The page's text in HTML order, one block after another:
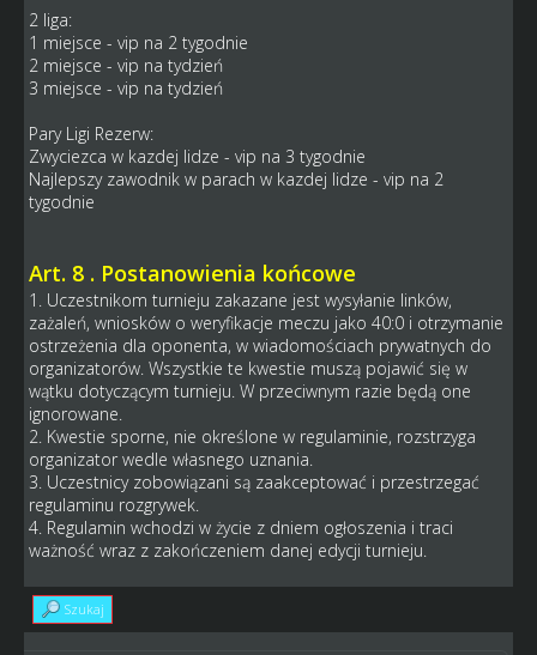
2 liga:
1 miejsce - vip na 2 tygodnie
2 miejsce - vip na tydzień
3 miejsce - vip na tydzień
Pary Ligi Rezerw:
Zwyciezca w kazdej lidze - vip na 3 tygodnie
Najlepszy zawodnik w parach w kazdej lidze - vip na 2
tygodnie
Art. 8 . Postanowienia końcowe
1. Uczestnikom turnieju zakazane jest wysyłanie linków,
zażaleń, wniosków o weryfikacje meczu jako 40:0 i otrzymanie
ostrzeżenia dla oponenta, w wiadomościach prywatnych do
organizatorów. Wszystkie te kwestie muszą pojawić się w
wątku dotyczącym turnieju. W przeciwnym razie będą one
ignorowane.
2. Kwestie sporne, nie określone w regulaminie, rozstrzyga
organizator wedle własnego uznania.
3. Uczestnicy zobowiązani są zaakceptować i przestrzegać
regulaminu rozgrywek.
4. Regulamin wchodzi w życie z dniem ogłoszenia i traci
ważność wraz z zakończeniem danej edycji turnieju.
Szukaj